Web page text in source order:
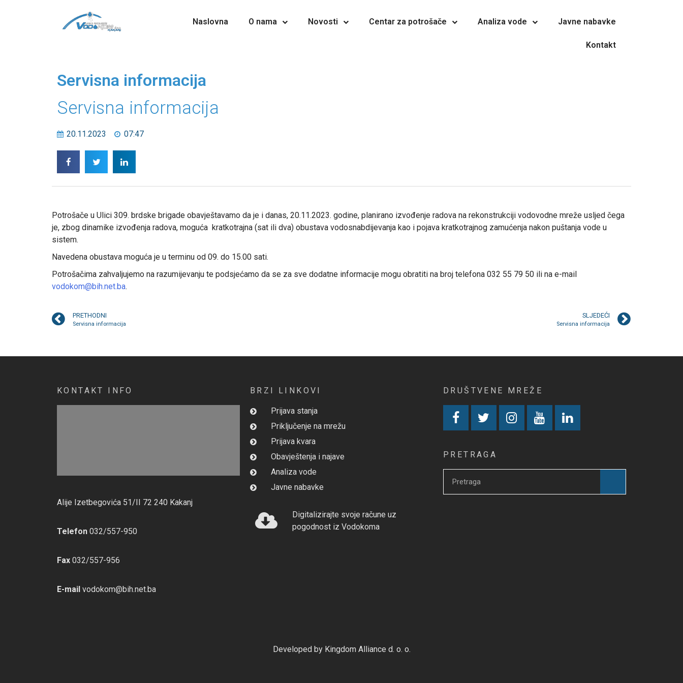
Naslovna O nama Novosti Centar za potrošače Analiza vode Javne nabavke
Kontakt
Servisna informacija
Servisna informacija
20.11.2023 07:47
Potrošače u Ulici 309. brdske brigade obavještavamo da je i danas, 20.11.2023. godine, planirano izvođenje radova na rekonstrukciji vodovodne mreže usljed čega
je, zbog dinamike izvođenja radova, moguća kratkotrajna (sat ili dva) obustava vodosnabdijevanja kao i pojava kratkotrajnog zamućenja nakon puštanja vode u
sistem.
Navedena obustava moguća je u terminu od 09. do 15.00 sati.
Potrošačima zahvaljujemo na razumijevanju te podsjećamo da se za sve dodatne informacije mogu obratiti na broj telefona 032 55 79 50 ili na e-mail
vodokom@bih.net.ba.
PRETHODNI
Servisna informacija
SLJEDEĆI
Servisna informacija
KONTAKT INFO
Alije Izetbegovića 51/II 72 240 Kakanj
Telefon 032/557-950
Fax 032/557-956
E-mail vodokom@bih.net.ba
BRZI LINKOVI
Prijava stanja
Priključenje na mrežu
Prijava kvara
Obavještenja i najave
Analiza vode
Javne nabavke
Digitalizirajte svoje račune uz
pogodnost iz Vodokoma
DRUŠTVENE MREŽE
PRETRAGA
Developed by Kingdom Alliance d. o. o.